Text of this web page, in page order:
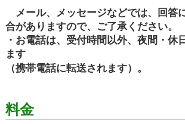
メール、メッセージなどでは、回答
合がありますので、ご了承ください。
・お電話は、受付時間以外、夜間・休
ます
（携帯電話に転送されます）。
料金